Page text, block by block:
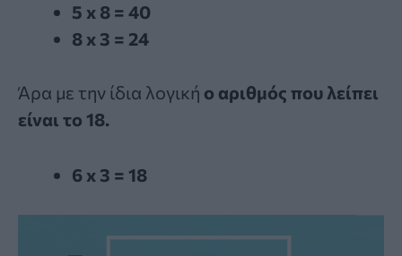
5 x 8 = 40
8 x 3 = 24
Άρα με την ίδια λογική ο αριθμός που λείπει
είναι το 18.
6 x 3 = 18